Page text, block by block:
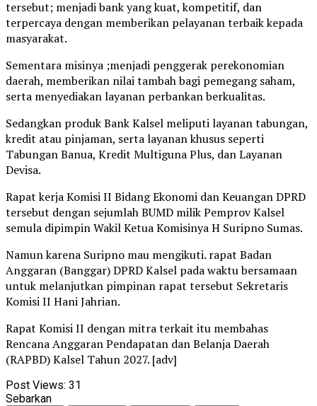
tersebut; menjadi bank yang kuat, kompetitif, dan
terpercaya dengan memberikan pelayanan terbaik kepada
masyarakat.
Sementara misinya ;menjadi penggerak perekonomian
daerah, memberikan nilai tambah bagi pemegang saham,
serta menyediakan layanan perbankan berkualitas.
Sedangkan produk Bank Kalsel meliputi layanan tabungan,
kredit atau pinjaman, serta layanan khusus seperti
Tabungan Banua, Kredit Multiguna Plus, dan Layanan
Devisa.
Rapat kerja Komisi II Bidang Ekonomi dan Keuangan DPRD
tersebut dengan sejumlah BUMD milik Pemprov Kalsel
semula dipimpin Wakil Ketua Komisinya H Suripno Sumas.
Namun karena Suripno mau mengikuti. rapat Badan
Anggaran (Banggar) DPRD Kalsel pada waktu bersamaan
untuk melanjutkan pimpinan rapat tersebut Sekretaris
Komisi II Hani Jahrian.
Rapat Komisi II dengan mitra terkait itu membahas
Rencana Anggaran Pendapatan dan Belanja Daerah
(RAPBD) Kalsel Tahun 2027. [adv]
Post Views: 31
Sebarkan